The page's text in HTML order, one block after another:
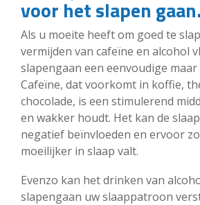
voor het slapen gaan.
Als u moeite heeft om goed te
vermijden van cafeïne en alcohol
slapengaan een eenvoudige
Cafeïne, dat voorkomt in koffie,
chocolade, is een stimulerend
en wakker houdt. Het kan de
negatief beïnvloeden en ervoor
moeilijker in slaap valt.
Evenzo kan het drinken van
slapengaan uw slaappatroon